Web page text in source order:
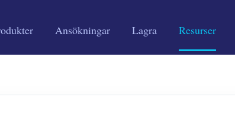
Ansökningar Lagra Resurser